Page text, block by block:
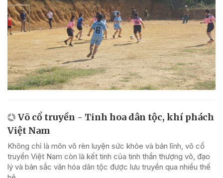
Võ cổ truyền - Tinh hoa dân tộc, khí phách
Việt Nam
Không chỉ là môn võ rèn luyện sức khỏe và bản lĩnh, võ cổ
truyền Việt Nam còn là kết tinh của tinh thần thượng võ, đạo
lý và bản sắc văn hóa dân tộc được lưu truyền qua nhiều thế